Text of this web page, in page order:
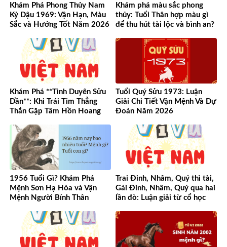
Khám Phá Phong Thủy Nam
Kỷ Dậu 1969: Vận Hạn, Màu
Sắc và Hướng Tốt Năm 2026
Khám phá màu sắc phong
thủy: Tuổi Thân hợp màu gì
để thu hút tài lộc và bình an?
Khám Phá **Tình Duyên Sửu
Dần**: Khi Trái Tim Thẳng
Thắn Gặp Tâm Hồn Hoang
Tuổi Quý Sửu 1973: Luận
Giải Chi Tiết Vận Mệnh Và Dự
Đoán Năm 2026
1956 Tuổi Gì? Khám Phá
Mệnh Sơn Hạ Hỏa và Vận
Mệnh Người Bính Thân
Trai Đinh, Nhâm, Quý thì tài,
Gái Đinh, Nhâm, Quý qua hai
lần đò: Luận giải từ cổ học